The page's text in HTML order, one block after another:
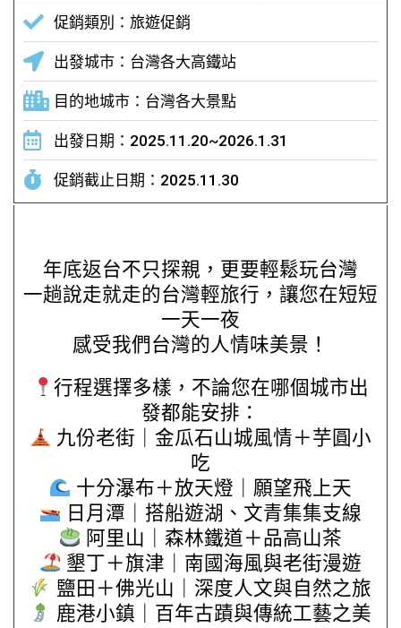
促銷類別：旅遊促銷
出發城市：台灣各大高鐵站
目的地城市：台灣各大景點
出發日期：2025.11.20~2026.1.31
促銷截止日期：2025.11.30
年底返台不只探親，更要輕鬆玩台灣
一趟說走就走的台灣輕旅行，讓您在短短
一天一夜
感受我們台灣的人情味美景！
行程選擇多樣，不論您在哪個城市出
發都能安排：
九份老街｜金瓜石山城風情＋芋圓小
吃
十分瀑布＋放天燈｜願望飛上天
日月潭｜搭船遊湖、文青集集支線
阿里山｜森林鐵道＋品高山茶
墾丁＋旗津｜南國海風與老街漫遊
鹽田＋佛光山｜深度人文與自然之旅
鹿港小鎮｜百年古蹟與傳統工藝之美